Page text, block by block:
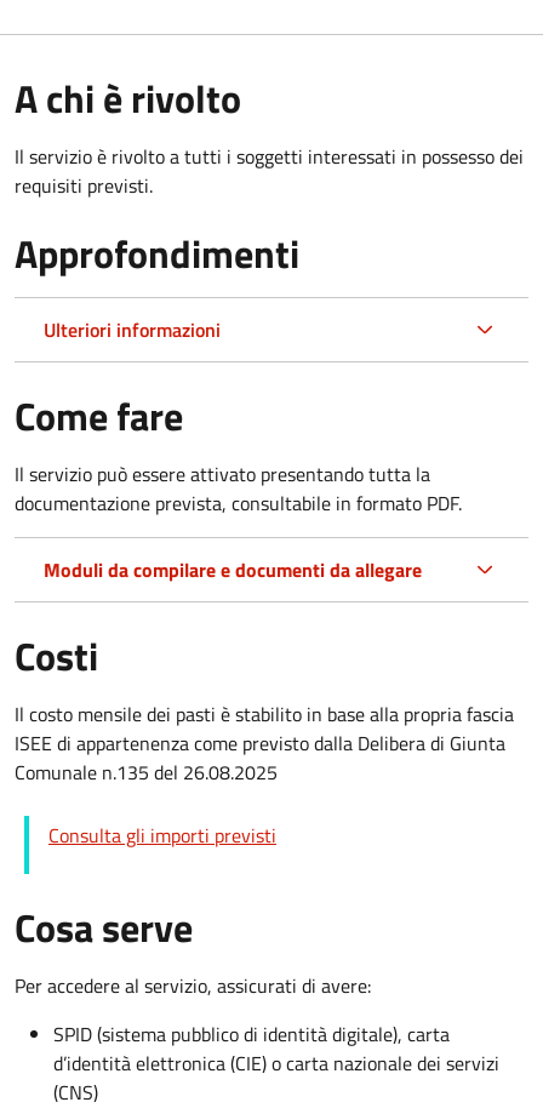
A chi è rivolto
Il servizio è rivolto a tutti i soggetti interessati in possesso dei
requisiti previsti.
Approfondimenti
Ulteriori informazioni
Come fare
Il servizio può essere attivato presentando tutta la
documentazione prevista, consultabile in formato PDF.
Moduli da compilare e documenti da allegare
Costi
Il costo mensile dei pasti è stabilito in base alla propria fascia
ISEE di appartenenza come previsto dalla Delibera di Giunta
Comunale n.135 del 26.08.2025
Consulta gli importi previsti
Cosa serve
Per accedere al servizio, assicurati di avere:
SPID (sistema pubblico di identità digitale), carta
d’identità elettronica (CIE) o carta nazionale dei servizi
(CNS)